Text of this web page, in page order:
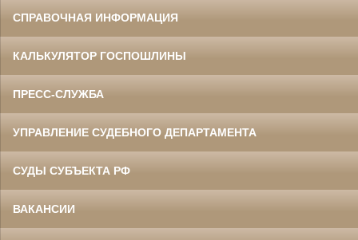
СПРАВОЧНАЯ ИНФОРМАЦИЯ
КАЛЬКУЛЯТОР ГОСПОШЛИНЫ
ПРЕСС-СЛУЖБА
УПРАВЛЕНИЕ СУДЕБНОГО ДЕПАРТАМЕНТА
СУДЫ СУБЪЕКТА РФ
ВАКАНСИИ